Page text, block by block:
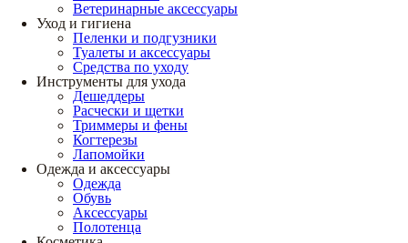
Ветеринарные аксессуары
Уход и гигиена
Пеленки и подгузники
Туалеты и аксессуары
Средства по уходу
Инструменты для ухода
Дешеддеры
Расчески и щетки
Триммеры и фены
Когтерезы
Лапомойки
Одежда и аксессуары
Одежда
Обувь
Аксессуары
Полотенца